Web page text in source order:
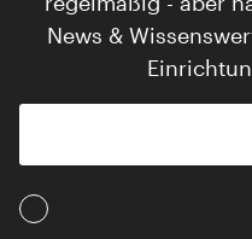
News &